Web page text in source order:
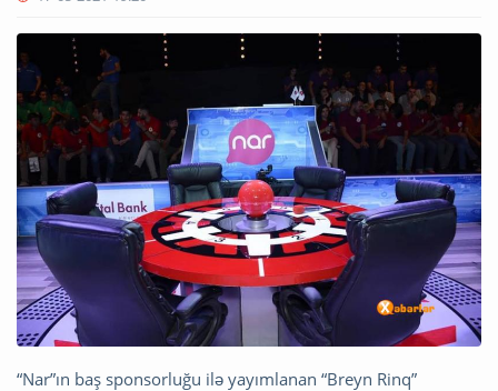
“Nar”ın baş sponsorluğu ilə yayımlanan “Breyn Rinq”